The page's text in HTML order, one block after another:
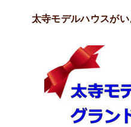
太寺モデルハウスが